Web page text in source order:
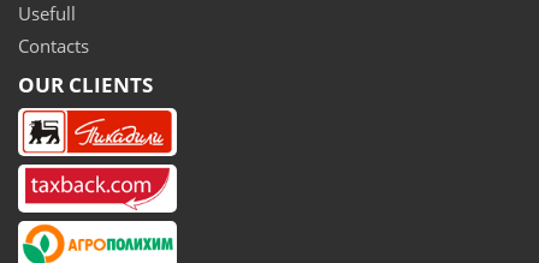
Usefull
Contacts
OUR CLIENTS